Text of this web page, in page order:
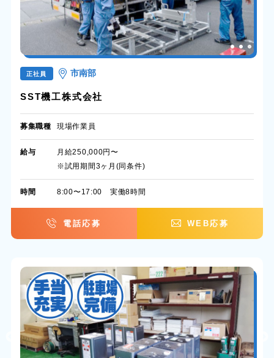
正社員 市南部
SST機工株式会社
募集職種 現場作業員
給与
月給250,000円〜
※試用期間3ヶ月(同条件)
時間 8:00〜17:00 実働8時間
電話応募 WEB応募